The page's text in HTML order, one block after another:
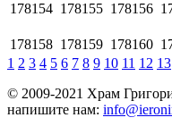
178154 178155 178156
178158 178159 178160
1 2 3 4 5 6 7 8 9 10 11 12 13
© 2009-2021 Храм
напишите нам: